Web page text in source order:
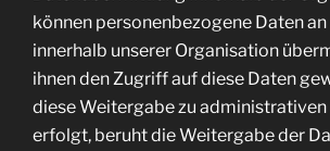
können personenbezogene Daten
innerhalb unserer Organisation
ihnen den Zugriff auf diese Daten
diese Weitergabe zu
erfolgt, beruht die Weitergabe der